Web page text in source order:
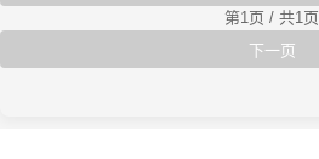
第1页 / 共1页
下一页